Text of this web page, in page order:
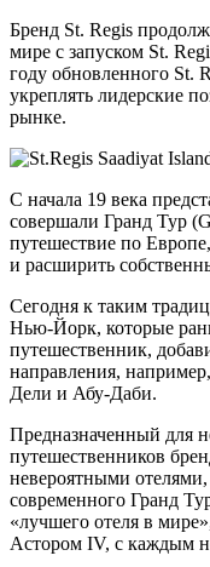
Бренд St. Regis
мире с запуском St.
году обновленного St.
укреплять лидерские
рынке.
С начала 19 века
совершали Гранд Тур
путешествие по
и расширить
Сегодня к таким
Нью-Йорк, которые
путешественник,
направления,
Дели и Абу-Даби.
Предназначенный для
путешественников
невероятными
современного Гранд
«лучшего отеля в
Астором IV, с каждым